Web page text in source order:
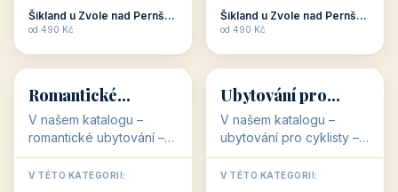
Šikland u Zvole nad Pernštejnem
od 490 Kč
Šikland u Zvole nad Pernštejnem
od 490 Kč
💕
💕
Romantické
ubytování
V našem katalogu –
romantické ubytování –
jsou pro Vás připraveny
objekty, které svojí
V TÉTO KATEGORII:
🚴
🚴
32 objektů
Ubytování pro
cyklisty
V našem katalogu –
ubytování pro cyklisty –
jsou pro Vás připraveny
objekty, které jsou na
V TÉTO KATEGORII: